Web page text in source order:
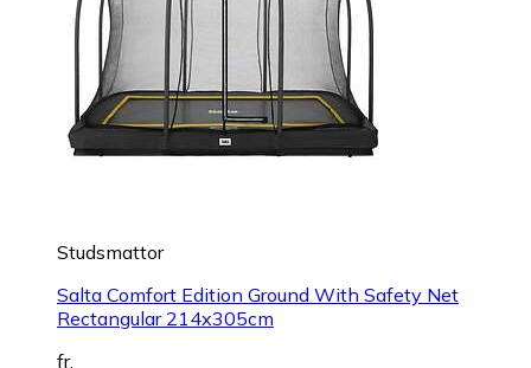
Studsmattor
Salta Comfort Edition Ground With Safety Net
Rectangular 214x305cm
fr.